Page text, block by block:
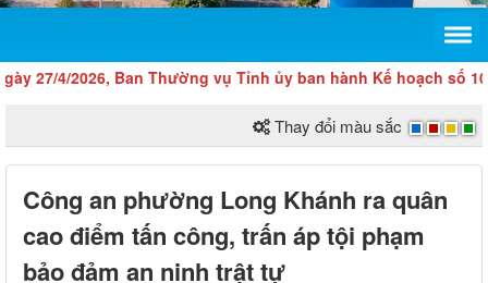
4/2026, Ban Thường vụ Tỉnh ủy ban hành Kế hoạch số 104-
Thay đổi màu sắc
Công an phường Long Khánh ra quân
cao điểm tấn công, trấn áp tội phạm
bảo đảm an ninh trật tự